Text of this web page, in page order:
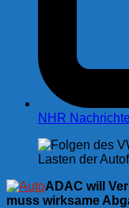
NHR
ADAC will
muss wirksame